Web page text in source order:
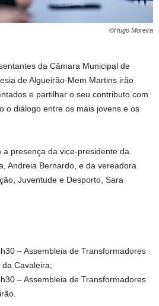
©Hugo Moreira
da Câmara Municipal de
de Algueirão-Mem Martins irão
e partilhar o seu contributo com
o diálogo entre os mais jovens e os
presença da vice-presidente da
Andreia Bernardo, e da vereadora
Juventude e Desporto, Sara
– Assembleia de Transformadores
Cavaleira;
– Assembleia de Transformadores